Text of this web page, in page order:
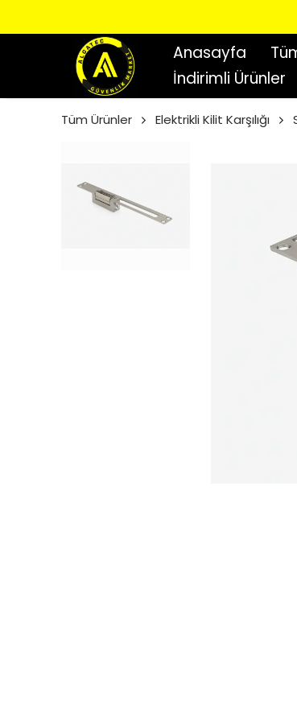
Anasayfa
İndirimli Ürünler
Tüm Ürünler Elektrikli Kilit Karşılığı